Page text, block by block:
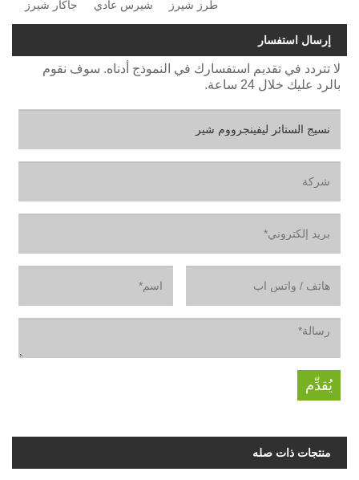
جاكار شيرز شيرس عادي طرز شيرز
إرسال استفسار
لا تتردد في تقديم استفسارك في النموذج أدناه. سوف نقوم
بالرد عليك خلال 24 ساعة.
منتجات ذات صله